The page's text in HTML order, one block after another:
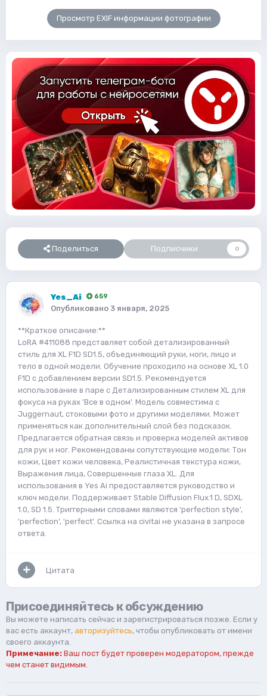
Просмотр EXIF информации фотографии
Поделиться Подписчики 0
Yes_Ai 659
Опубликовано 3 января, 2025
**Краткое описание:**
LoRA #411088 представляет собой детализированный
стиль для XL F1D SD1.5, объединяющий руки, ноги, лицо и
тело в одной модели. Обучение проходило на основе XL 1.0
F1D с добавлением версии SD1.5. Рекомендуется
использование в паре с Детализированным стилем XL для
фокуса на руках 'Все в одном'. Модель совместима с
Juggernaut, стоковыми фото и другими моделями. Может
применяться как дополнительный слой без подсказок.
Предлагается обратная связь и проверка моделей активов
для рук и ног. Рекомендованы сопутствующие модели: Тон
кожи, Цвет кожи человека, Реалистичная текстура кожи,
Выражения лица, Совершенные глаза XL. Для
использования в Yes Ai предоставляется руководство и
ключ модели. Поддерживает Stable Diffusion Flux.1 D, SDXL
1.0, SD 1.5. Триггерными словами являются 'perfection style',
'perfection', 'perfect'. Ссылка на civitai не указана в запросе
ответа.
Цитата
Присоединяйтесь к обсуждению
Вы можете написать сейчас и зарегистрироваться позже. Если у
вас есть аккаунт, авторизуйтесь, чтобы опубликовать от имени
своего аккаунта.
Примечание: Ваш пост будет проверен модератором, прежде
чем станет видимым.